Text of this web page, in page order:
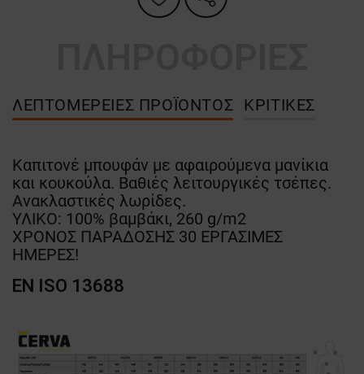
ΛΕΠΤΟΜΈΡΕΙΕΣ ΠΡΟΪΌΝΤΟΣ ΚΡΙΤΙΚΈΣ
Καπιτονέ μπουφάν με αφαιρούμενα μανίκια
και κουκούλα. Βαθιές λειτουργικές τσέπες.
Ανακλαστικές λωρίδες.
ΥΛΙΚΟ: 100% βαμβάκι, 260 g/m2
ΧΡΟΝΟΣ ΠΑΡΑΔΟΣΗΣ 30 ΕΡΓΑΣΙΜΕΣ
ΗΜΕΡΕΣ!
EN ISO 13688